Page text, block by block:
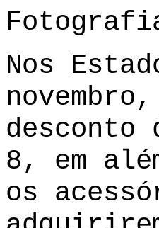
Nos
desconto
8, em
os